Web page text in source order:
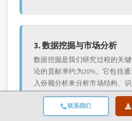
联系我们
3. 数据挖掘与市场分析
数据挖掘是我们研究过程的关
论的贡献率约为20%。它包括
入份额分析来分析市场结构、
宏观经济因素。相关数据从付
以建立可靠的数据库。然后将
以支持一手研究和市场规模估